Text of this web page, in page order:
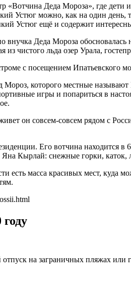
«Вотчина Деда Мороза», где
Устюг можно, как на один
Устюг ещё и содержит
Деда Мороза
чистого льда озер Урала,
с посещением Ипатьевского
которого местные
игры и попариться в
он совсем-совсем рядом с
Его вотчина находится
Кырлай: снежные горки,
есть масса красивых мест,
на заграничных пляжах или